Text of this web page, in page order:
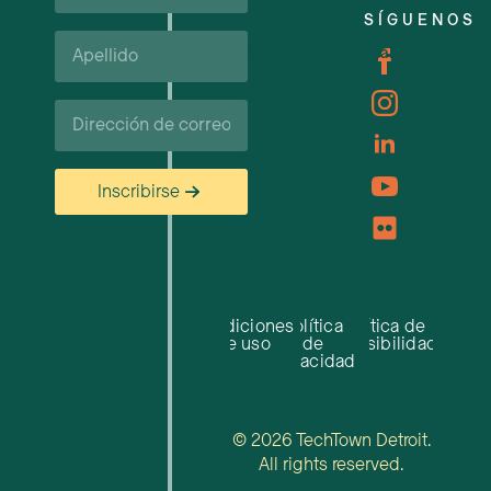
Apellido*
Correo
electrónico
Inscribirse
Carreras profesionales
SÍGUENOS
Condiciones
de uso
Política
de
privacidad
Política de
accesibilidad
© 2026 TechTown Detroit.
All rights reserved.